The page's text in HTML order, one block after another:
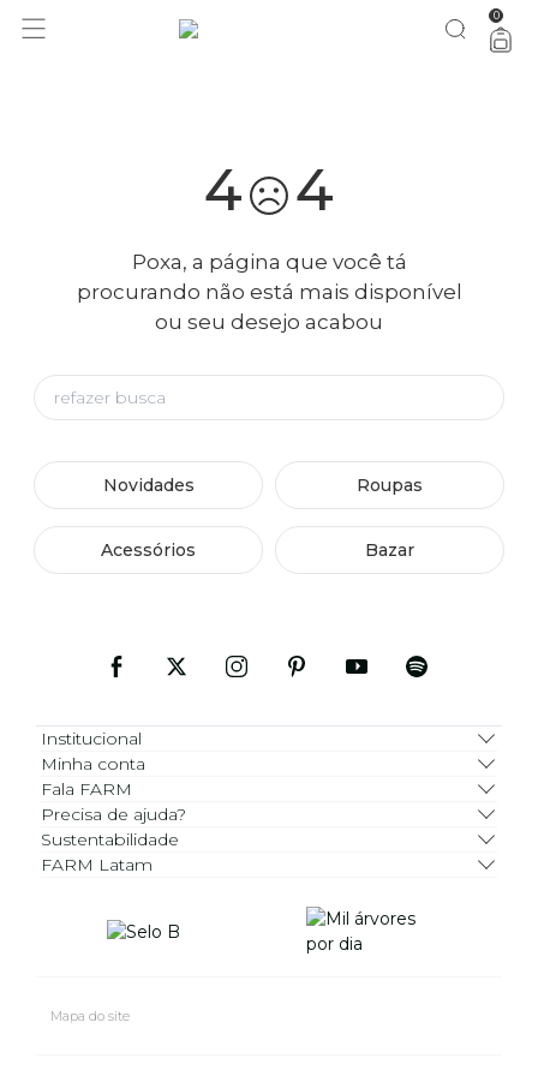
você merece 30% OFF pra comemorar com a gente aproveita! 0
4 4
Poxa, a página que você tá
procurando não está mais disponível
ou seu desejo acabou
Novidades Roupas
Acessórios Bazar
Institucional
Minha conta
Fala FARM
Precisa de ajuda?
Sustentabilidade
FARM Latam
Mapa do site